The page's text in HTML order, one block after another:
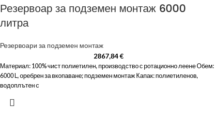
Резервоар за подземен монтаж 6000
литра
Резервоари за подземен монтаж
2867,84€
Материал: 100% чист полиетилен, производство с ротационно леене Обем:
6000 L, оребрен за вкопаване; подземен монтаж Капак: полиетиленов,
водоплътен с